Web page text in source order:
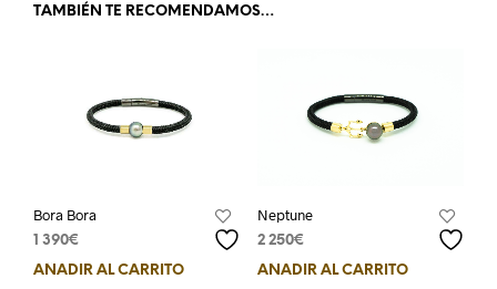
TAMBIÉN TE RECOMENDAMOS…
Bora Bora
1 390€
AÑADIR AL CARRITO
Neptune
2 250€
AÑADIR AL CARRITO